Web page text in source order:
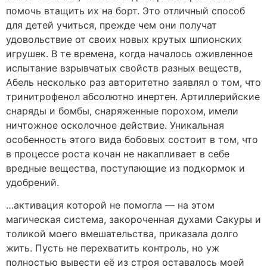
помочь втащить их на борт. Это отличный способ
для детей учиться, прежде чем они получат
удовольствие от своих новых крутых шпионских
игрушек. В те времена, когда началось оживленное
испытание взрывчатых свойств разных веществ,
Абель несколько раз авторитетно заявлял о том, что
тринитрофенол абсолютно инертен. Артиллерийские
снаряды и бомбы, снаряженные порохом, имели
ничтожное осколочное действие. Уникальная
особенность этого вида бобовых состоит в том, что
в процессе роста кочан не накапливает в себе
вредные вещества, поступающие из подкормок и
удобрений.
…активация которой не помогла — на этом
магическая система, закороченная духами Сакуры и
толикой моего вмешательства, приказала долго
жить. Пусть не перехватить контроль, но уж
полностью вывести её из строя оставалось моей